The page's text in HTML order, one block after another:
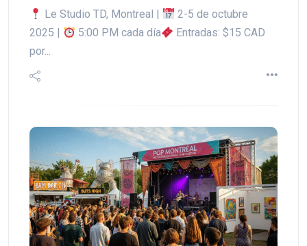
Le Studio TD, Montreal |
2-5 de octubre
2025 |
5:00 PM cada día
Entradas: $15 CAD
por...